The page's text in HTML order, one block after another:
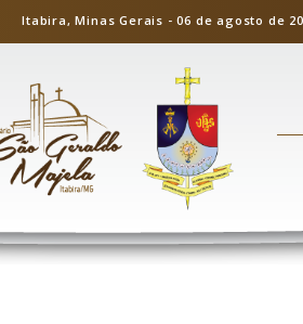
Itabira, Minas Gerais - 06 de agosto